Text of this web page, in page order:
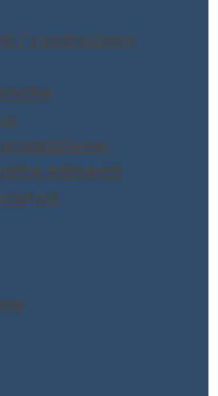
/ costruzioni
Alimenti